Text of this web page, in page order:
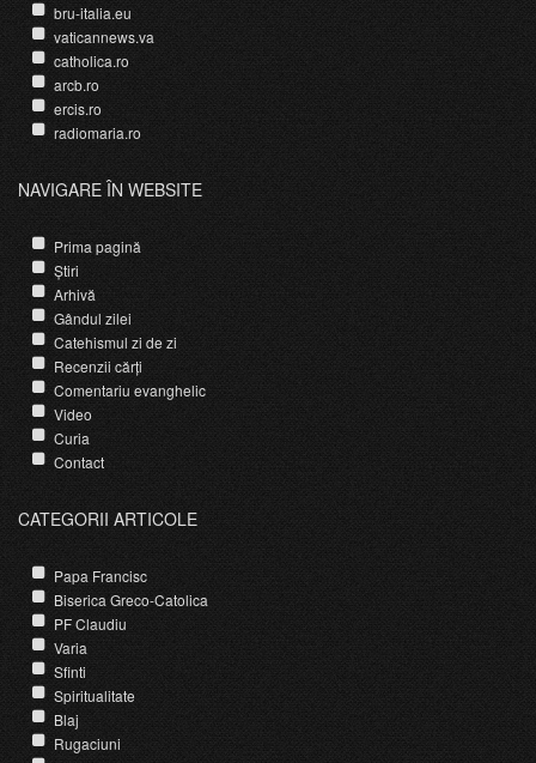
bru-italia.eu
vaticannews.va
catholica.ro
arcb.ro
ercis.ro
radiomaria.ro
NAVIGARE ÎN WEBSITE
Prima pagină
Știri
Arhivă
Gândul zilei
Catehismul zi de zi
Recenzii cărți
Comentariu evanghelic
Video
Curia
Contact
CATEGORII ARTICOLE
Papa Francisc
Biserica Greco-Catolica
PF Claudiu
Varia
Sfinti
Spiritualitate
Blaj
Rugaciuni